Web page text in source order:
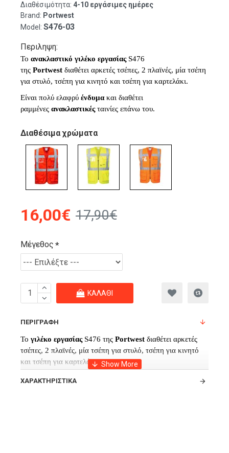
Διαθέσιμότητα: 4-10 εργάσιμες ημέρες
Brand: Portwest
Model: S476-03
Περιληψη:
Το ανακλαστικό γιλέκο εργασίαςS476
της Portwest διαθέτει αρκετές τσέπες, 2 πλαϊνές, μία τσέπη
για στυλό, τσέπη για κινητό και τσέπη για καρτελάκι.
Είναι πολύ ελαφρύ ένδυμακαι διαθέτει
ραμμένες ανακλαστικέςταινίες επάνω του.
16,00€ 17,90€
Διαθέσιμα χρώματα
Μέγεθος
ΚΑΛΆΘΙ
ΠΕΡΙΓΡΑΦΉ
Το γιλέκο εργασίαςS476 της Portwest διαθέτει αρκετές
τσέπες, 2 πλαϊνές, μία τσέπη για στυλό, τσέπη για κινητό
και τσέπη για καρτελάκι.
Είναι πολύ ελαφρύ
ΧΑΡΑΚΤΗΡΙΣΤΙΚΆ